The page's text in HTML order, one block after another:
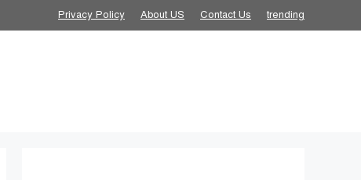
Privacy Policy About US Contact Us trending